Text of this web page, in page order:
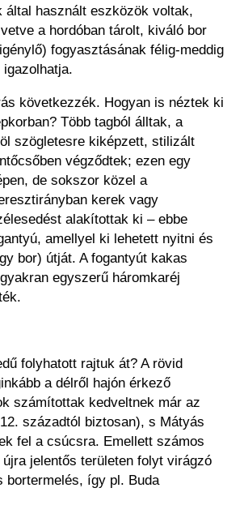
által használt eszközök voltak,
a hordóban tárolt, kiváló bor
fogyasztásának félig-meddig
következzék. Hogyan is néztek ki
Több tagból álltak, a
szögletesre kiképzett, stilizált
végződtek; ezen egy
de sokszor közel a
kerek vagy
alakítottak ki – ebbe
amellyel ki lehetett nyitni és
bor) útját. A fogantyút kakas
egyszerű háromkaréj
folyhatott rajtuk át? A rövid
a délről hajón érkező
számítottak kedveltnek már az
századtól biztosan), s Mátyás
fel a csúcsra. Emellett számos
jelentős területen folyt virágzó
bortermelés, így pl. Buda